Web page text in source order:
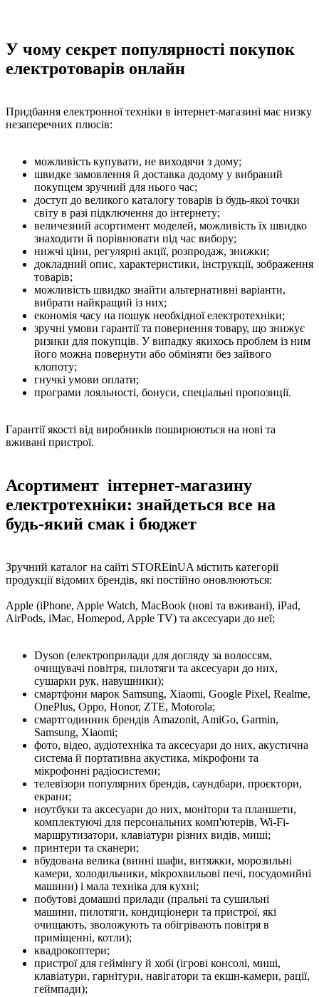
У чому секрет популярності покупок
електротоварів онлайн
Придбання електронної техніки в інтернет-магазині має низку
незаперечних плюсів:
можливість купувати, не виходячи з дому;
швидке замовлення й доставка додому у вибраний
покупцем зручний для нього час;
доступ до великого каталогу товарів із будь-якої точки
світу в разі підключення до інтернету;
величезний асортимент моделей, можливість їх швидко
знаходити й порівнювати під час вибору;
нижчі ціни, регулярні акції, розпродаж, знижки;
докладний опис, характеристики, інструкції, зображення
товарів;
можливість швидко знайти альтернативні варіанти,
вибрати найкращий із них;
економія часу на пошук необхідної електротехніки;
зручні умови гарантії та повернення товару, що знижує
ризики для покупців. У випадку якихось проблем із ним
його можна повернути або обміняти без зайвого
клопоту;
гнучкі умови оплати;
програми лояльності, бонуси, спеціальні пропозиції.
Гарантії якості від виробників поширюються на нові та
вживані пристрої.
Асортимент інтернет-магазину
електротехніки: знайдеться все на
будь-який смак і бюджет
Зручний каталог на сайті STOREinUA містить категорії
продукції відомих брендів, які постійно оновлюються:
Apple (iPhone, Apple Watch, MacBook (нові та вживані), iPad,
AirPods, iMac, Homepod, Apple TV) та аксесуари до неї;
Dyson (електроприлади для догляду за волоссям,
очищувачі повітря, пилотяги та аксесуари до них,
сушарки рук, навушники);
смартфони марок Samsung, Xiaomi, Google Pixel, Realme,
OnePlus, Oppo, Honor, ZTE, Motorola;
смартгодинник брендів Amazonit, AmiGo, Garmin,
Samsung, Xiaomi;
фото, відео, аудіотехніка та аксесуари до них, акустична
система й портативна акустика, мікрофони та
мікрофонні радіосистеми;
телевізори популярних брендів, саундбари, проєктори,
екрани;
ноутбуки та аксесуари до них, монітори та планшети,
комплектуючі для персональних комп'ютерів, Wi-Fi-
маршрутизатори, клавіатури різних видів, миші;
принтери та сканери;
вбудована велика (винні шафи, витяжки, морозильні
камери, холодильники, мікрохвильові печі, посудомийні
машини) і мала техніка для кухні;
побутові домашні прилади (пральні та сушильні
машини, пилотяги, кондиціонери та пристрої, які
очищають, зволожують та обігрівають повітря в
приміщенні, котли);
квадрокоптери;
пристрої для геймінгу й хобі (ігрові консолі, миші,
клавіатури, гарнітури, навігатори та екшн-камери, рації,
геймпади);